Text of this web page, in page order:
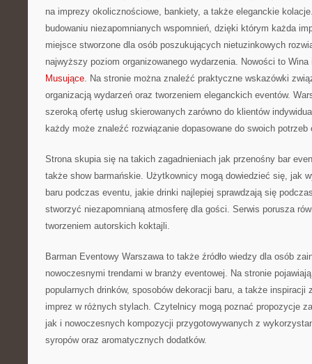
na imprezy okolicznościowe, bankiety, a także eleganckie
budowaniu niezapomnianych wspomnień, dzięki którym każda
miejsce stworzone dla osób poszukujących nietuzinkowych
najwyższy poziom organizowanego wydarzenia. Nowości to
Musujące. Na stronie można znaleźć praktyczne wskazówki
organizacją wydarzeń oraz tworzeniem eleganckich eventów.
szeroką ofertę usług skierowanych zarówno do klientów
każdy może znaleźć rozwiązanie dopasowane do swoich
Strona skupia się na takich zagadnieniach jak przenośny bar
także show barmańskie. Użytkownicy mogą dowiedzieć się, jak
baru podczas eventu, jakie drinki najlepiej sprawdzają się
stworzyć niezapomnianą atmosferę dla gości. Serwis porusza
tworzeniem autorskich koktajli.
Barman Eventowy Warszawa to także źródło wiedzy dla osób
nowoczesnymi trendami w branży eventowej. Na stronie
popularnych drinków, sposobów dekoracji baru, a także inspiracji
imprez w różnych stylach. Czytelnicy mogą poznać propozycje
jak i nowoczesnych kompozycji przygotowywanych z
syropów oraz aromatycznych dodatków.